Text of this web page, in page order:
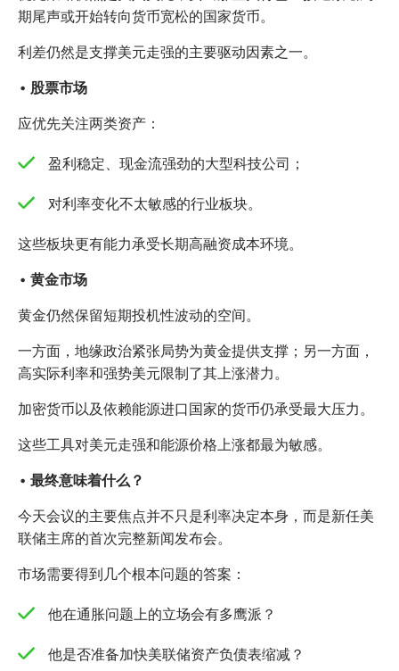
期尾声或开始转向货币宽松的国家货币。
利差仍然是支撑美元走强的主要驱动因素之一。
• 股票市场
应优先关注两类资产：
盈利稳定、现金流强劲的大型科技公司；
对利率变化不太敏感的行业板块。
这些板块更有能力承受长期高融资成本环境。
• 黄金市场
黄金仍然保留短期投机性波动的空间。
一方面，地缘政治紧张局势为黄金提供支撑；另一方面，
高实际利率和强势美元限制了其上涨潜力。
加密货币以及依赖能源进口国家的货币仍承受最大压力。
这些工具对美元走强和能源价格上涨都最为敏感。
• 最终意味着什么？
今天会议的主要焦点并不只是利率决定本身，而是新任美
联储主席的首次完整新闻发布会。
市场需要得到几个根本问题的答案：
他在通胀问题上的立场会有多鹰派？
他是否准备加快美联储资产负债表缩减？